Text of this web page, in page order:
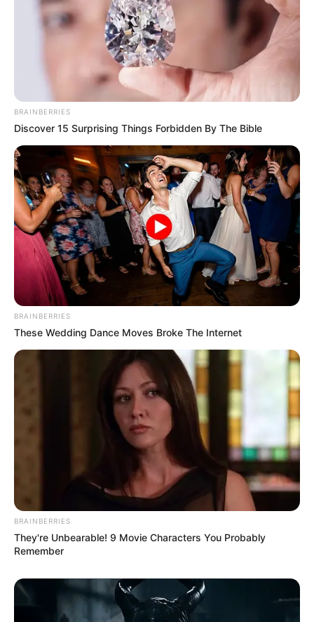
BRAINBERRIES
Discover 15 Surprising Things Forbidden By The Bible
BRAINBERRIES
These Wedding Dance Moves Broke The Internet
BRAINBERRIES
They're Unbearable! 9 Movie Characters You Probably
Remember